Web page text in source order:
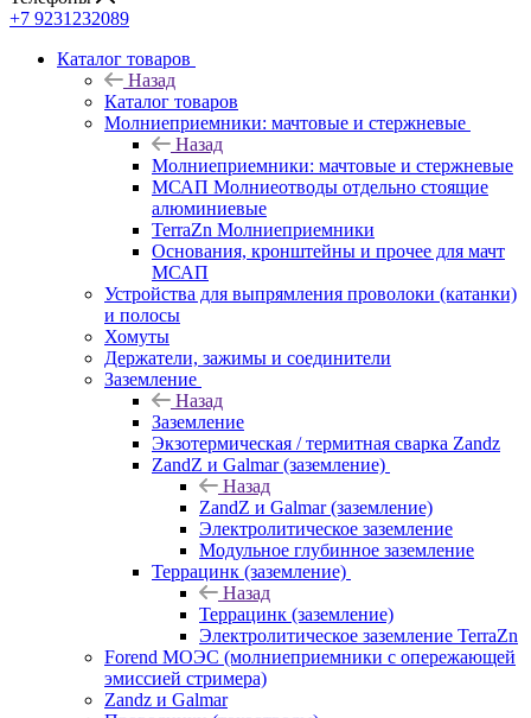
+7 9231232089
Каталог товаров
Назад
Каталог товаров
Молниеприемники: мачтовые и стержневые
Назад
Молниеприемники: мачтовые и стержневые
МСАП Молниеотводы отдельно стоящие
алюминиевые
TerraZn Молниеприемники
Основания, кронштейны и прочее для мачт
МСАП
Устройства для выпрямления проволоки (катанки)
и полосы
Хомуты
Держатели, зажимы и соединители
Заземление
Назад
Заземление
Экзотермическая / термитная сварка Zandz
ZandZ и Galmar (заземление)
Назад
ZandZ и Galmar (заземление)
Электролитическое заземление
Модульное глубинное заземление
Террацинк (заземление)
Назад
Террацинк (заземление)
Электролитическое заземление TerraZn
Forend МОЭС (молниеприемники с опережающей
эмиссией стримера)
Zandz и Galmar